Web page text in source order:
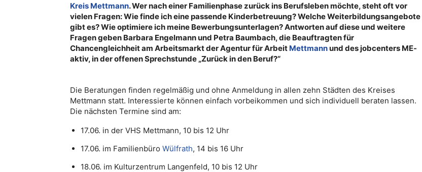
Kreis Mettmann. Wer nach einer Familienphase zurück ins Berufsleben möchte, steht oft vor
vielen Fragen: Wie finde ich eine passende Kinderbetreuung? Welche Weiterbildungsangebote
gibt es? Wie optimiere ich meine Bewerbungsunterlagen? Antworten auf diese und weitere
Fragen geben Barbara Engelmann und Petra Baumbach, die Beauftragten für
Chancengleichheit am Arbeitsmarkt der Agentur für Arbeit Mettmannund des jobcenters ME-
aktiv, in der offenen Sprechstunde „Zurück in den Beruf?“
Die Beratungen finden regelmäßig und ohne Anmeldung in allen zehn Städten des Kreises
Mettmann statt. Interessierte können einfach vorbeikommen und sich individuell beraten lassen.
Die nächsten Termine sind am:
17.06. in der VHS Mettmann, 10 bis 12 Uhr
17.06. im Familienbüro Wülfrath, 14 bis 16 Uhr
18.06. im Kulturzentrum Langenfeld, 10 bis 12 Uhr